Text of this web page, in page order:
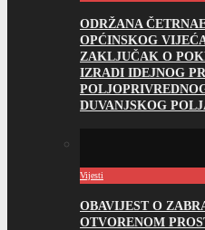
ODRŽANA
OPĆINSKOG
ZAKLJUČAK O
IZRADI IDEJNOG
DUVANJSKOG
Vijesti
OBAVIJEST O
OTVORENOM